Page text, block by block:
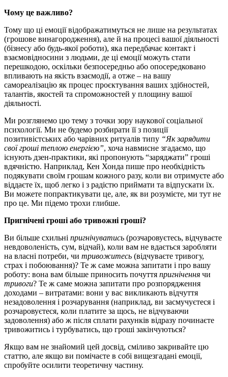
Чому це важливо?
Тому що ці емоції відображатимуться не лише на результатах
(грошове винагородження), але й на процесі вашої діяльності
(бізнесу або будь-якої роботи), яка передбачає контакт і
взаємовідносини з людьми, де ці емоції можуть стати
перешкодою, оскільки безпосередньо або опосередковано
впливають на якість взаємодії, а отже – на вашу
самореалізацію як процес проєктування ваших здібностей,
талантів, якостей та спроможностей у площину вашої
діяльності.
Ми розглянемо цю тему з точки зору наукової соціальної
психології. Ми не будемо розбирати її з позиції
позитивістських або чарівних ритуалів типу “Як зарядити
свої гроші теплою енергією”, хоча навмисне згадаємо, що
існують дзен-практики, які пропонують “заряджати” гроші
вдячністю. Наприклад, Кен Хонда пише про необхідність
подякувати своїм грошам кожного разу, коли ви отримуєте або
віддаєте їх, щоб легко і з радістю приймати та відпускати їх.
Ви можете попрактикувати це, але, як ви розумієте, ми тут не
про це. Ми підемо трохи глибше.
Пригнічені гроші або тривожні гроші?
Ви більше схильні пригнічуватись (розчаровуєтесь, відчуваєте
невдоволеність, сум, відчай), коли вам не вдається заробляти
на власні потреби, чи тривожитесь (відчуваєте тривогу,
страх і побоювання)? Те ж саме можна запитати і про вашу
роботу: вона вам більше приносить почуття пригнічення чи
тривоги? Те ж саме можна запитати про розпорядження
доходами – витратами: вони у вас викликають відчуття
незадоволення і розчарування (наприклад, ви засмучуєтеся і
розчаровуєтеся, коли платите за щось, не відчуваючи
задоволення) або ж після сплати рахунків відразу починаєте
тривожитись і турбуватись, що гроші закінчуються?
Якщо вам не знайомий цей досвід, сміливо закривайте цю
статтю, але якщо ви помічаєте в собі вищезгадані емоції,
спробуйте осилити теоретичну частину.